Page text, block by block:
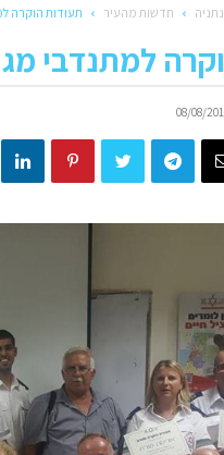
חדשות מהעיר תעודות הוקרה
למתנדבי
08/08/